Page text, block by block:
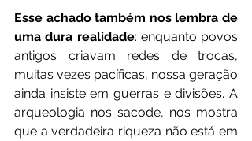
Esse achado também nos lembra de
uma dura realidade: enquanto povos
antigos criavam redes de trocas,
muitas vezes pacíficas, nossa geração
ainda insiste em guerras e divisões. A
arqueologia nos sacode, nos mostra
que a verdadeira riqueza não está em